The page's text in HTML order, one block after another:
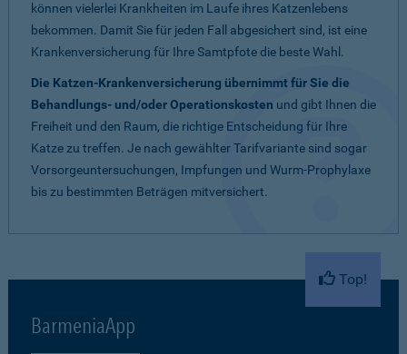
können vielerlei Krankheiten im Laufe ihres Katzenlebens
bekommen. Damit Sie für jeden Fall abgesichert sind, ist eine
Krankenversicherung für Ihre Samtpfote die beste Wahl.
Die Katzen-Krankenversicherung übernimmt für Sie die
Behandlungs- und/oder Operationskosten und gibt Ihnen die
Freiheit und den Raum, die richtige Entscheidung für Ihre
Katze zu treffen. Je nach gewählter Tarifvariante sind sogar
Vorsorgeuntersuchungen, Impfungen und Wurm-Prophylaxe
bis zu bestimmten Beträgen mitversichert.
Top!
BarmeniaApp